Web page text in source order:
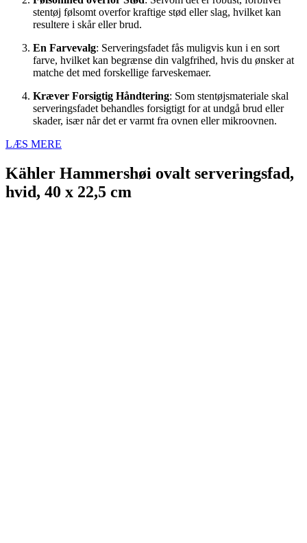
stentøj følsomt overfor kraftige stød eller slag, hvilket kan
resultere i skår eller brud.
En Farvevalg: Serveringsfadet fås muligvis kun i en sort
farve, hvilket kan begrænse din valgfrihed, hvis du ønsker at
matche det med forskellige farveskemaer.
Kræver Forsigtig Håndtering: Som stentøjsmateriale skal
serveringsfadet behandles forsigtigt for at undgå brud eller
skader, især når det er varmt fra ovnen eller mikroovnen.
LÆS MERE
Kähler Hammershøi ovalt serveringsfad,
hvid, 40 x 22,5 cm